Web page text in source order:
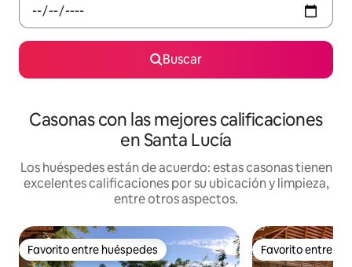
Buscar
Casonas con las mejores calificaciones
en Santa Lucía
Los huéspedes están de acuerdo: estas casonas tienen
excelentes calificaciones por su ubicación y limpieza,
entre otros aspectos.
Favorito entre huéspedes
Favorito entre huéspedes Favorito entre
Favorito entre